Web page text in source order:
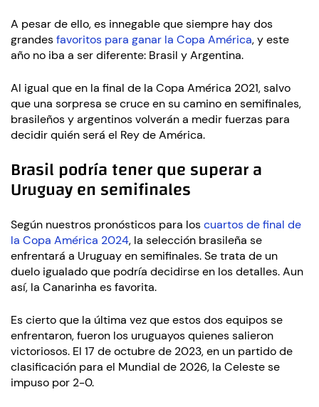
A pesar de ello, es innegable que siempre hay dos
grandesfavoritos para ganar la Copa América, y este
año no iba a ser diferente: Brasil y Argentina.
Al igual que en la final de la Copa América 2021, salvo
que una sorpresa se cruce en su camino en semifinales,
brasileños y argentinos volverán a medir fuerzas para
decidir quién será el Rey de América.
Brasil podría tener que superar a
Uruguay en semifinales
Según nuestros pronósticos para loscuartos de final de
la Copa América 2024, la selección brasileña se
enfrentará a Uruguay en semifinales. Se trata de un
duelo igualado que podría decidirse en los detalles. Aun
así, la Canarinha es favorita.
Es cierto que la última vez que estos dos equipos se
enfrentaron, fueron los uruguayos quienes salieron
victoriosos. El 17 de octubre de 2023, en un partido de
clasificación para el Mundial de 2026, la Celeste se
impuso por 2-0.